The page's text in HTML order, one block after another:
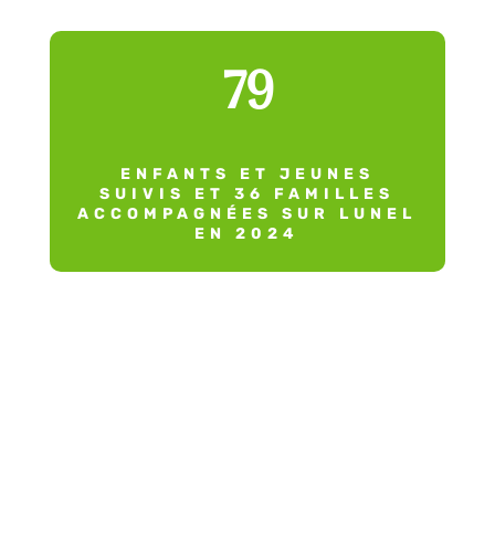
79
ENFANTS ET JEUNES
SUIVIS ET 36 FAMILLES
ACCOMPAGNÉES SUR LUNEL
EN 2024